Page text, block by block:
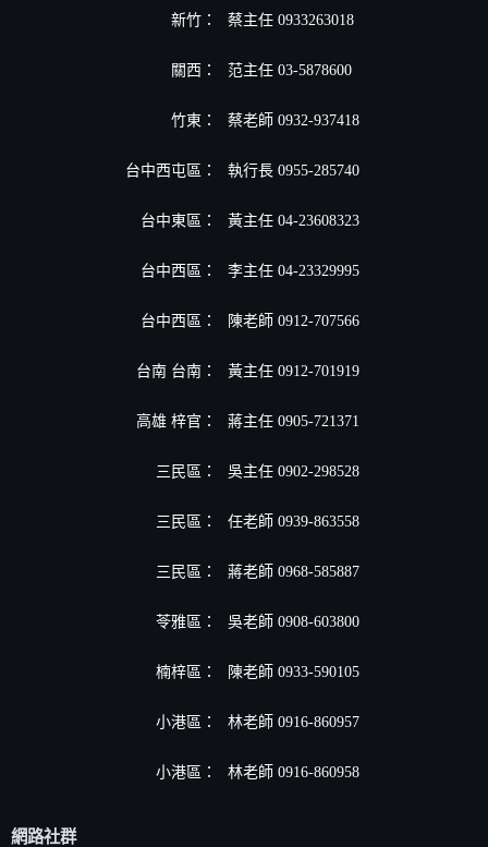
新竹： 蔡主任 0933263018
關西： 范主任 03-5878600
竹東： 蔡老師 0932-937418
台中西屯區： 執行長 0955-285740
台中東區： 黃主任 04-23608323
台中西區： 李主任 04-23329995
台中西區： 陳老師 0912-707566
台南 台南： 黃主任 0912-701919
高雄 梓官： 蔣主任 0905-721371
三民區： 吳主任 0902-298528
三民區： 任老師 0939-863558
三民區： 蔣老師 0968-585887
苓雅區： 吳老師 0908-603800
楠梓區： 陳老師 0933-590105
小港區 ： 林老師 0916-860957
小港區 ： 林老師 0916-860958
網路社群